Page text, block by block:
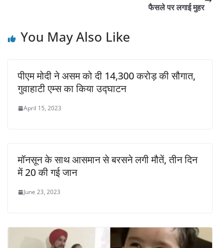
फैसले पर लगाई मुहर
You May Also Like
पीएम मोदी ने असम को दी 14,300 करोड़ की सौगात,
गुवाहाटी एम्स का किया उद्घाटन
April 15, 2023
मॉनसून के साथ आसमान से बरसने लगी मौतें, तीन दिन
में 20 की गई जान
June 23, 2023